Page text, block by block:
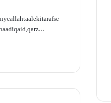
allah taale ki taraf se
qaid, qarz…